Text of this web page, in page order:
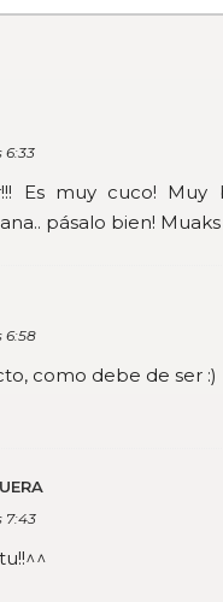
6:33
Es muy cuco!
pásalo bien! Muaks
6:58
como debe de ser :)
7:43